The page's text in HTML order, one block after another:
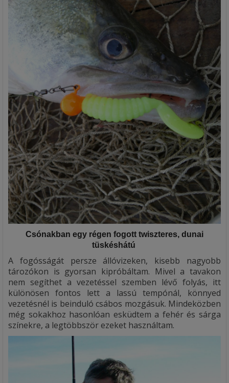
Csónakban egy régen fogott twiszteres, dunai
tüskéshátú
A fogósságát persze állóvizeken, kisebb nagyobb
tározókon is gyorsan kipróbáltam. Mivel a tavakon
nem segíthet a vezetéssel szemben lévő folyás, itt
különösen fontos lett a lassú tempónál, könnyed
vezetésnél is beinduló csábos mozgásuk. Mindeközben
még sokakhoz hasonlóan esküdtem a fehér és sárga
színekre, a legtöbbször ezeket használtam.